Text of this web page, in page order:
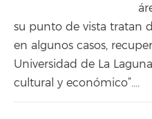
su punto de vista tratan
en algunos casos,
Universidad de La
cultural y económico”….